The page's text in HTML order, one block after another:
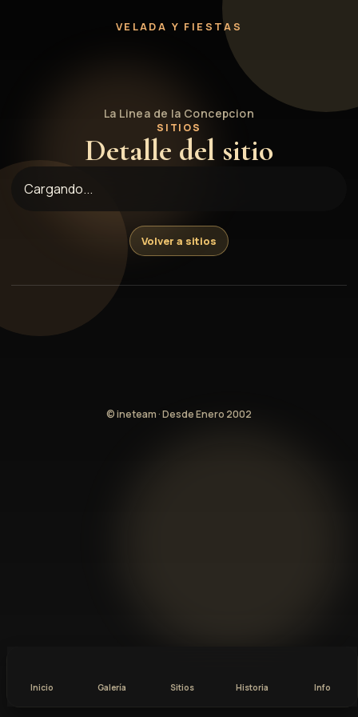
VELADA Y FIESTAS
La Linea de la Concepcion
SITIOS
Detalle del sitio
Cargando...
Volver a sitios
© ineteam · Desde Enero 2002
Inicio Galería Sitios Historia Info